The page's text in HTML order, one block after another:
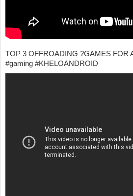
TOP 3 OFFROADING ?GAMES FOR
#gaming #KHELOANDROID